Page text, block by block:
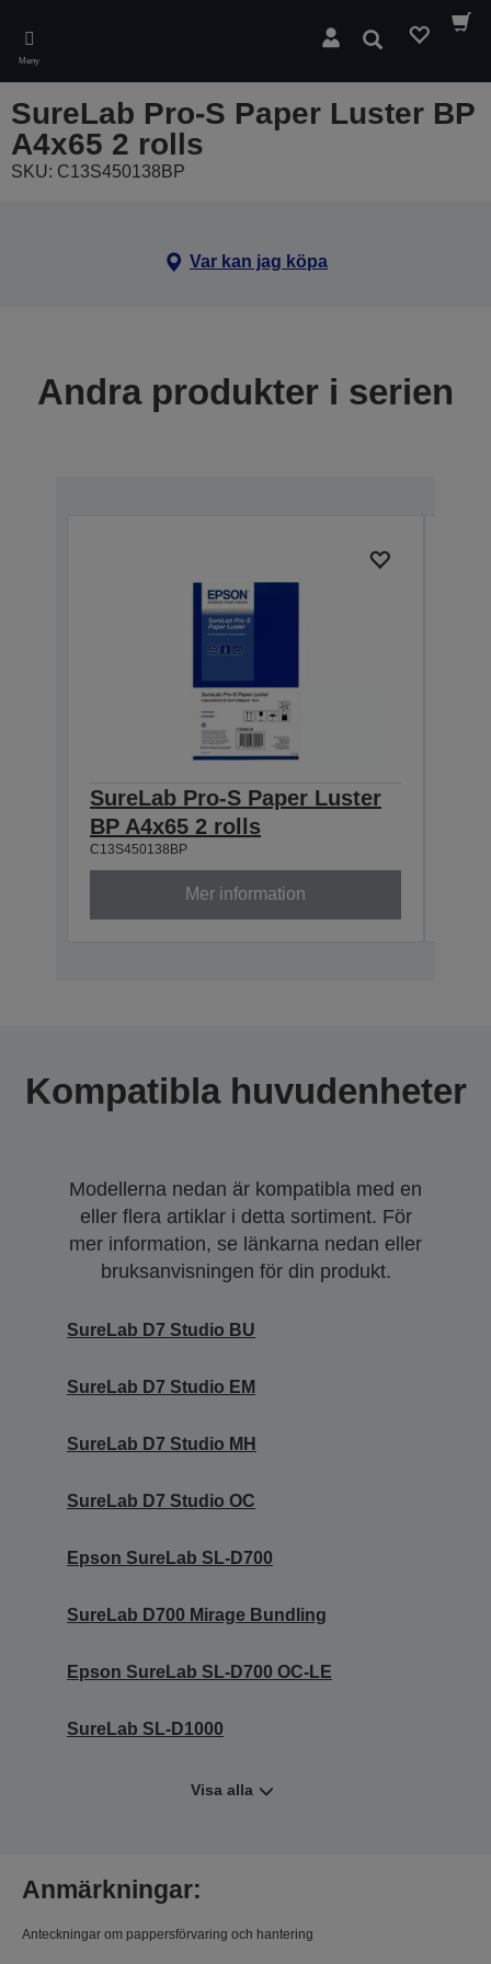
main
content
Meny
Sök
SureLab Pro-S Paper Luster BP
A4x65 2 rolls
SKU: C13S450138BP
Var kan jag köpa
Andra produkter i serien
SureLab Pro-S Paper Luster
BP A4x65 2 rolls
C13S450138BP
Mer information
Kompatibla huvudenheter
Modellerna nedan är kompatibla med en
eller flera artiklar i detta sortiment. För
mer information, se länkarna nedan eller
bruksanvisningen för din produkt.
SureLab D7 Studio BU
SureLab D7 Studio EM
SureLab D7 Studio MH
SureLab D7 Studio OC
Epson SureLab SL-D700
SureLab D700 Mirage Bundling
Epson SureLab SL-D700 OC-LE
SureLab SL-D1000
Visa alla
Anmärkningar:
Anteckningar om pappersförvaring och hantering